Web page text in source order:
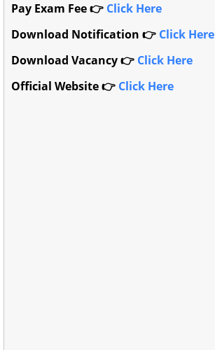
Pay Exam Fee👉 Click Here
Download Notification 👉 Click Here
Download Vacancy👉 Click Here
Official Website👉 Click Here